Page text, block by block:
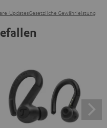
UpdatesGesetzliche Gewährleistung